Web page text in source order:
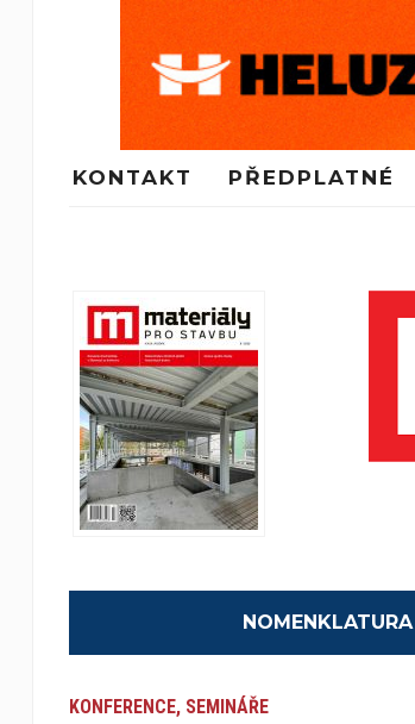
KONTAKT PŘEDPLATNÉ
NOMENKLATURA
KONFERENCE, SEMINÁŘE